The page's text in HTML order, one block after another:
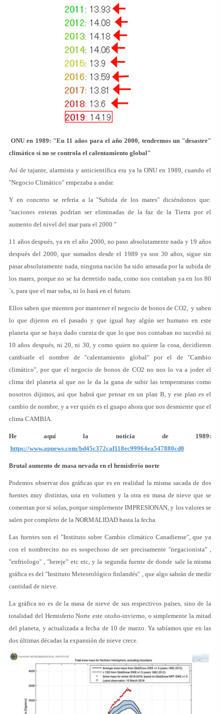
ONU en 1989: "En 11 años para el año 2000, tendremos un "desastre"
climático si no se controla el calentamiento global"
Así de tajante, alarmista y anticientífica era ya la ONU en 1989, cuando el
"Negocio Climático" empezaba a andar.
Y en concreto se refería a la "Subida de los mares" diciéndonos que:
"naciones enteras podrían ser eliminadas de la faz de la Tierra por el
aumento del nivel del mar para el 2000 "
11 años después, ya en el año 2000, no paso absolutamente nada y 19 años
después del 2000, que sumados desde el 1989 ya son 30 años, sigue sin
pasar absolutamente nada, ninguna nación ha sido arrasada por la subida de
los mares, porque no se ha derretido nada, como nos contaban ya en los 80
´s, para que el mar suba, ni lo hará en el futuro.
Ellos saben que mienten por mantener el negocio de bonos de CO2, y saben
lo que dijeron en el pasado y que igual hay algún ser humano en este
planeta que se haya dado cuenta de que lo que nos contaban no sucedió ni
10 años después, ni 20, ni 30, y como quien no quiere la cosa, decidieron
cambiarle el nombre de "calentamiento global" por el de "Cambio
climático", por que el negocio de bonos de CO2 no nos lo va a joder el
clima del planeta al que no le da la gana de subir las temperaturas como
nosotros dijimos, así que habrá que pensar en un plan B, y ese plan es el
cambio de nombre, y a ver quién es el guapo ahora que nos desmiente que el
clima CAMBIA.
He aquí la noticia de 1989:
https://www.apnews.com/bd45c372caf118ec99964ea547880cd0
Brutal aumento de masa nevada en el hemisferio norte
Podemos observar dos gráficas que es en realidad la misma sacada de dos
fuentes muy distintas, una en volumen y la otra en masa de nieve que se
comentan por sí solas, porque simplemente IMPRESIONAN, y los valores se
salen por completo de la NORMALIDAD hasta la fecha.
Las fuentes son el "Instituto sobre Cambio climático Canadiense", que ya
con el nombrecito no es sospechoso de ser precisamente "negacionista" ,
"enfriologo" , "hereje" etc etc, y la segunda fuente de donde sale la misma
gráfica es del "Instituto Meteorológico finlandés" , que algo sabrán de medir
cantidad de nieve.
La gráfica no es de la masa de nieve de sus respectivos países, sino de la
totalidad del Hemisferio Norte este otoño-invierno, o simplemente la mitad
del planeta, y actualizada a fecha de 10 de marzo. Ya sabíamos que en las
dos últimas décadas la expansión de nieve crece.